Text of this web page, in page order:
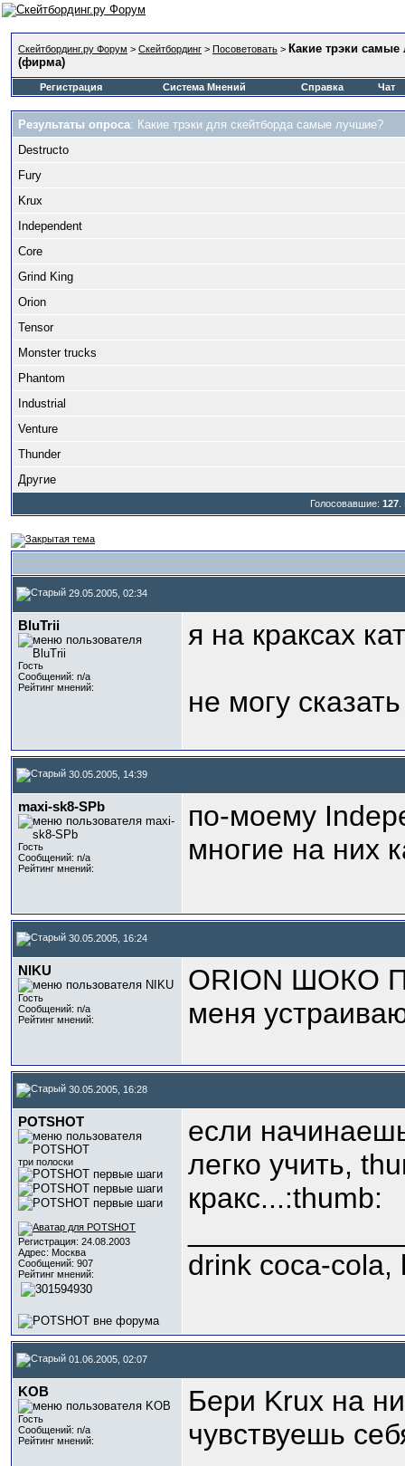
Скейтбординг.ру Форум > Скейтбординг > Посоветовать > Какие трэки самые
(фирма)
Регистрация Система Мнений Справка Чат
Результаты опроса: Какие трэки для скейтборда самые лучшие?
Destructo
Fury
Krux
Independent
Core
Grind King
Orion
Tensor
Monster trucks
Phantom
Industrial
Venture
Thunder
Другие
Голосовавшие: 127.
29.05.2005, 02:34
BluTrii
Гость
Сообщений: n/a
Рейтинг мнений:
я на краксах
не могу
30.05.2005, 14:39
maxi-sk8-SPb
Гость
Сообщений: n/a
Рейтинг мнений:
по-моему
многие на них
30.05.2005, 16:24
NIKU
Гость
Сообщений: n/a
Рейтинг мнений:
ORION ШОКО
меня
30.05.2005, 16:28
POTSHOT
три полоски
Регистрация: 24.08.2003
Адрес: Москва
Сообщений: 907
Рейтинг мнений:
если
легко учить,
кракс...:thumb:
drink coca-cola,
01.06.2005, 02:07
KOB
Гость
Сообщений: n/a
Рейтинг мнений:
Бери Krux на
чувствуешь